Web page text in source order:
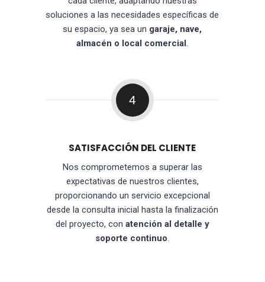
soluciones a las necesidades específicas de
su espacio, ya sea un garaje, nave,
almacén o local comercial.
4
SATISFACCIÓN DEL CLIENTE
Nos comprometemos a superar las
expectativas de nuestros clientes,
proporcionando un servicio excepcional
desde la consulta inicial hasta la finalización
del proyecto, con atención al detalle y
soporte continuo.